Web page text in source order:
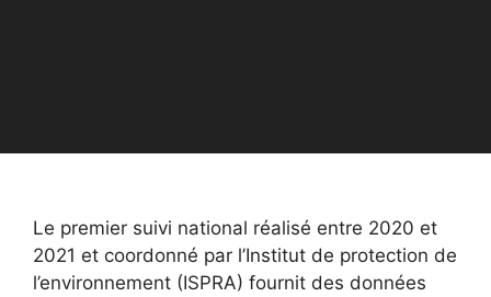
Le premier suivi national réalisé entre 2020 et
2021 et coordonné par l’Institut de protection de
l’environnement (ISPRA) fournit des données